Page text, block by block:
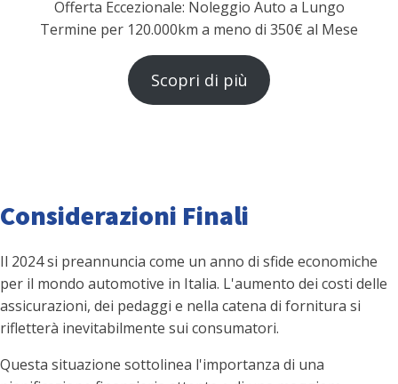
Offerta Eccezionale: Noleggio Auto a Lungo
Termine per 120.000km a meno di 350€ al Mese
Scopri di più
Considerazioni Finali
Il 2024 si preannuncia come un anno di sfide economiche
per il mondo automotive in Italia. L'aumento dei costi delle
assicurazioni, dei pedaggi e nella catena di fornitura si
rifletterà inevitabilmente sui consumatori.
Questa situazione sottolinea l'importanza di una